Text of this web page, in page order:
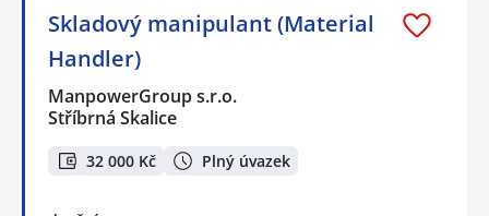
Skladový manipulant (Material
Handler)
ManpowerGroup s.r.o.
Stříbrná Skalice
32 000 Kč Plný úvazek